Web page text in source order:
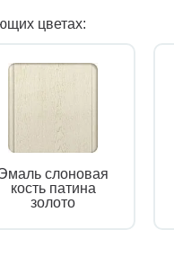
цветах:
слоновая
кость патина
золото